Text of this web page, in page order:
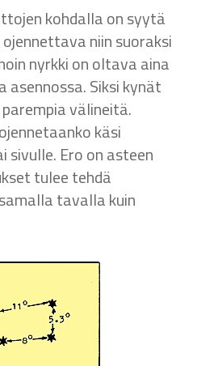
kohdalla on syytä
niin suoraksi
nyrkki on oltava aina
Siksi kynät
välineitä.
käsi
sivulle. Ero on asteen
tulee tehdä
tavalla kuin